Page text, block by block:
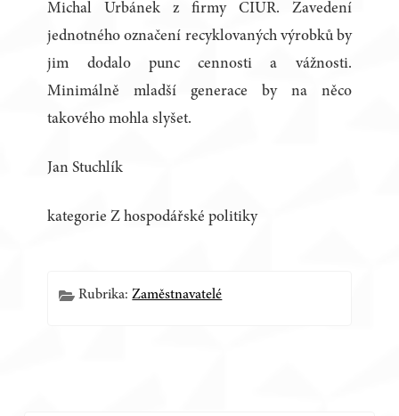
Michal Urbánek z firmy CIUR. Zavedení
jednotného označení recyklovaných výrobků by
jim dodalo punc cennosti a vážnosti.
Minimálně mladší generace by na něco
takového mohla slyšet.
Jan Stuchlík
kategorie Z hospodářské politiky
Rubrika:Zaměstnavatelé